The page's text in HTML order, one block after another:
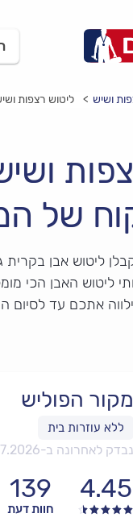
ושיש ליטוש רצפות
של
ליטוש אבן בקרית
ליטוש האבן הכי
אתכם עד
מקור הפוליש
נבדק לאחרונה ב-
4.45
139
חוות דעת